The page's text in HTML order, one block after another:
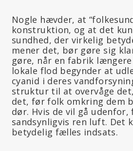
Nogle hævder, at
konstruktion, og at det
sundhed, der virkelig
mener det, bør gøre sig
gøre, når en fabrik
lokale flod begynder at
cyanid i deres
struktur til at overvåge
det, før folk omkring dem
dør. Hvis de vil gå
sandsynligvis ren luft. Det
betydelig fælles indsats.